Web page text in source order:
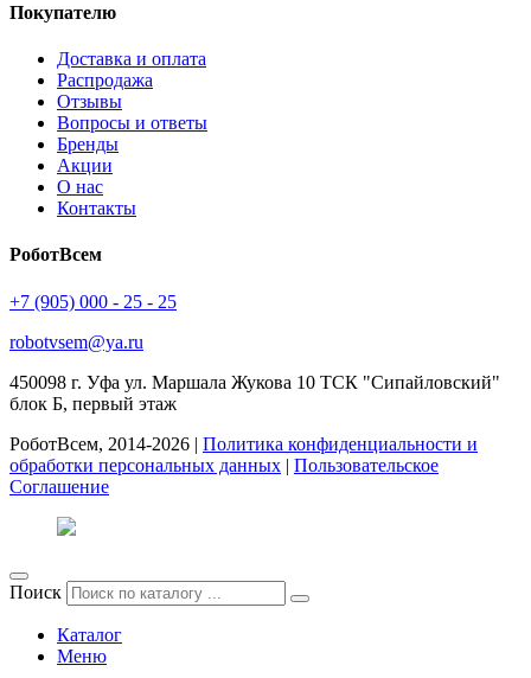
Покупателю
Доставка и оплата
Распродажа
Отзывы
Вопросы и ответы
Бренды
Акции
О нас
Контакты
РоботВсем
+7 (905) 000 - 25 - 25
robotvsem@ya.ru
450098 г. Уфа ул. Маршала Жукова 10 ТСК "Сипайловский"
блок Б, первый этаж
РоботВсем, 2014-2026 | Политика конфиденциальности и
обработки персональных данных | Пользовательское
Соглашение
Поиск
Каталог
Меню